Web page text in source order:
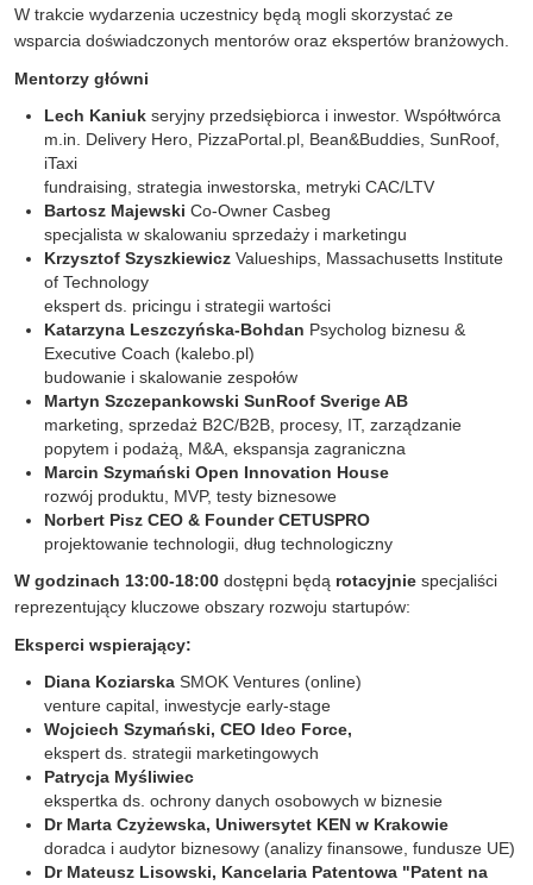
W trakcie wydarzenia uczestnicy będą mogli skorzystać ze
wsparcia doświadczonych mentorów oraz ekspertów branżowych.
Mentorzy główni
Lech Kaniuk seryjny przedsiębiorca i inwestor. Współtwórca
m.in. Delivery Hero, PizzaPortal.pl, Bean&Buddies, SunRoof,
iTaxi
fundraising, strategia inwestorska, metryki CAC/LTV
Bartosz Majewski Co-Owner Casbeg
specjalista w skalowaniu sprzedaży i marketingu
Krzysztof Szyszkiewicz Valueships, Massachusetts Institute
of Technology
ekspert ds. pricingu i strategii wartości
Katarzyna Leszczyńska-Bohdan Psycholog biznesu &
Executive Coach (kalebo.pl)
budowanie i skalowanie zespołów
Martyn Szczepankowski SunRoof Sverige AB
marketing, sprzedaż B2C/B2B, procesy, IT, zarządzanie
popytem i podażą, M&A, ekspansja zagraniczna
Marcin Szymański Open Innovation House
rozwój produktu, MVP, testy biznesowe
Norbert Pisz CEO & Founder CETUSPRO
projektowanie technologii, dług technologiczny
W godzinach 13:00-18:00 dostępni będą rotacyjnie specjaliści
reprezentujący kluczowe obszary rozwoju startupów:
Eksperci wspierający:
Diana Koziarska SMOK Ventures (online)
venture capital, inwestycje early-stage
Wojciech Szymański, CEO Ideo Force,
ekspert ds. strategii marketingowych
Patrycja Myśliwiec
ekspertka ds. ochrony danych osobowych w biznesie
Dr Marta Czyżewska, Uniwersytet KEN w Krakowie
doradca i audytor biznesowy (analizy finansowe, fundusze UE)
Dr Mateusz Lisowski, Kancelaria Patentowa "Patent na